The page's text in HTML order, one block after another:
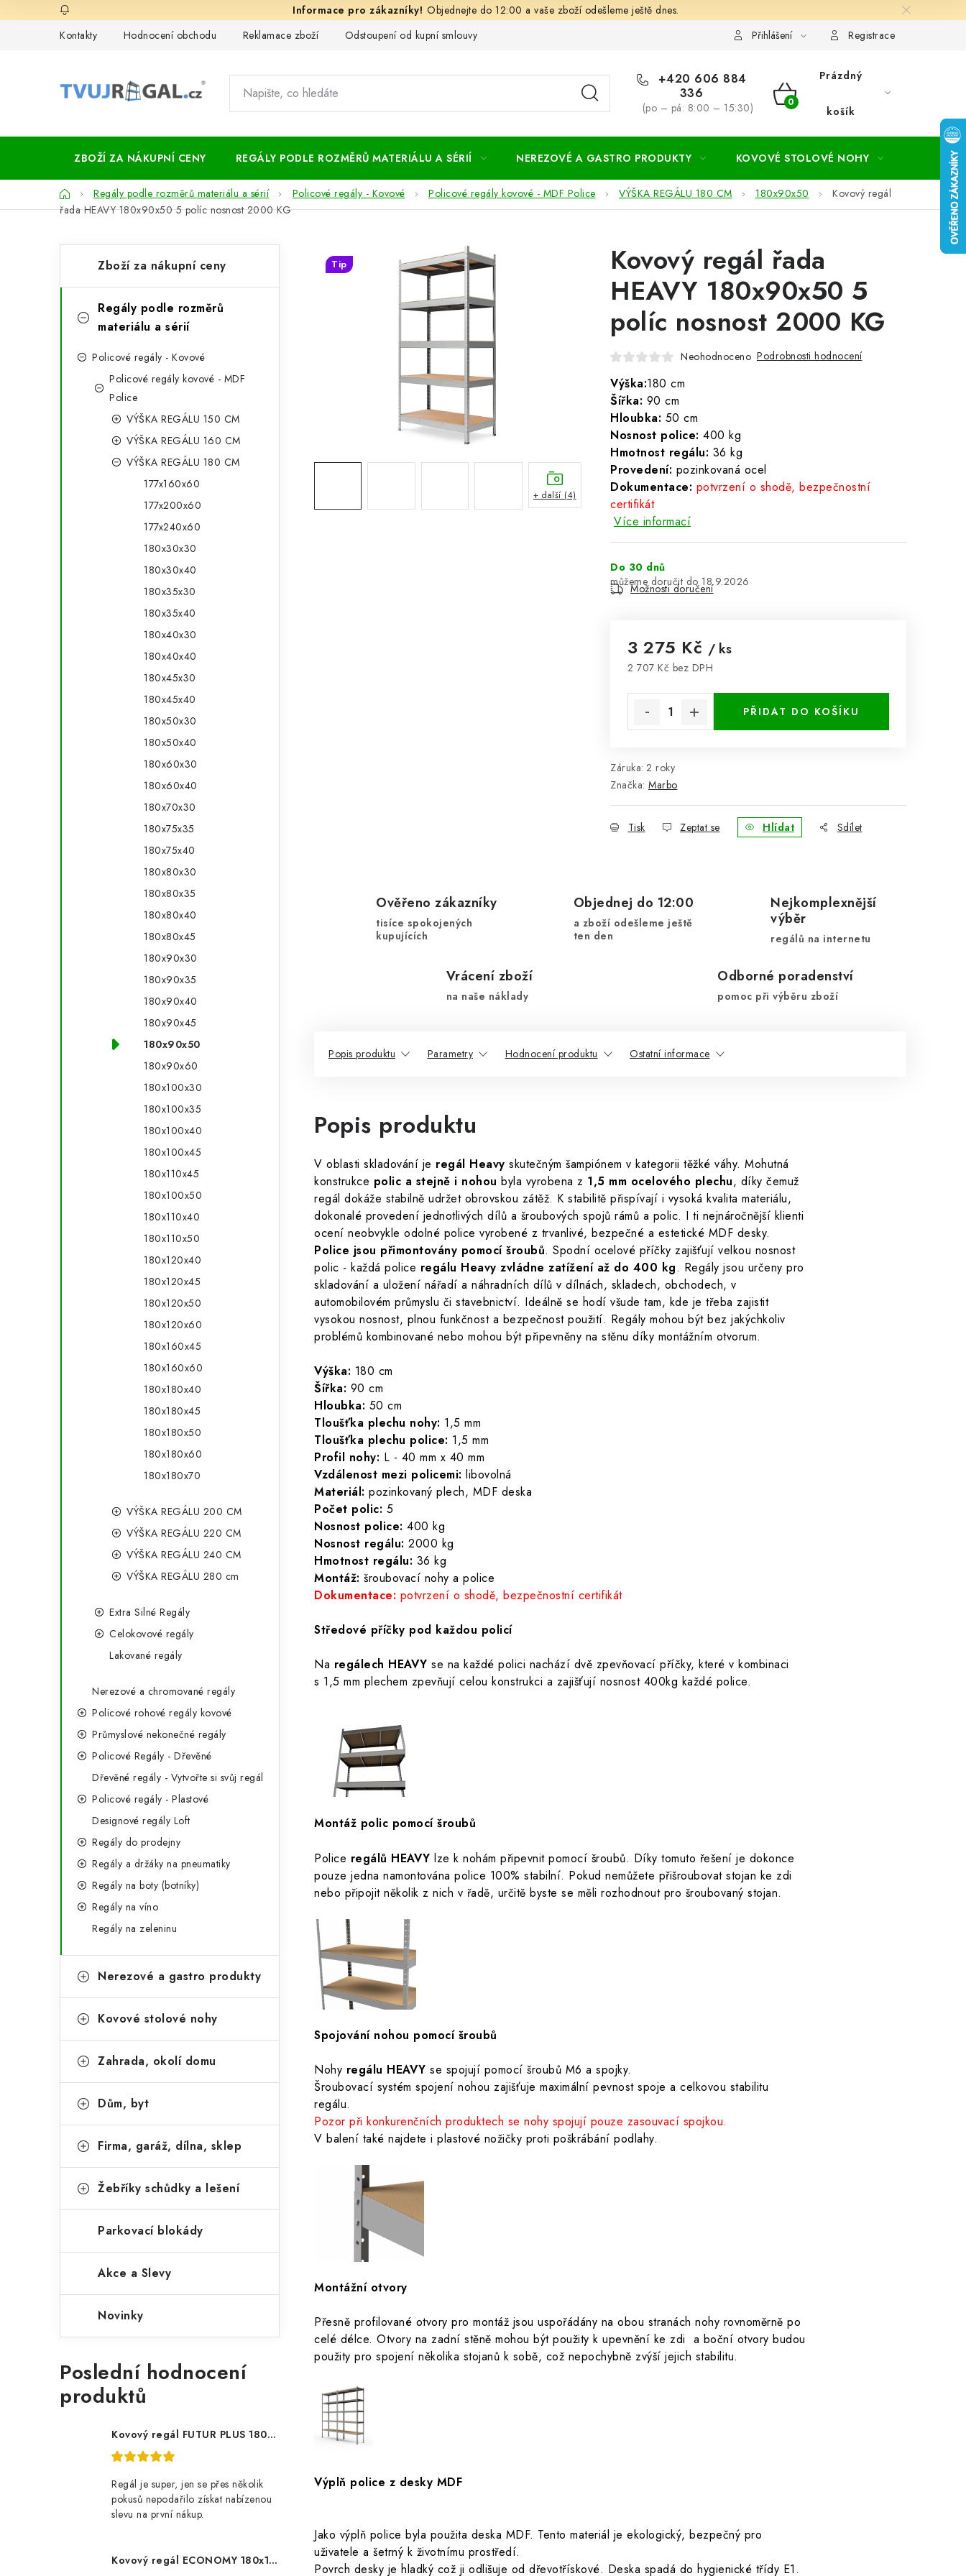
na
Objednejte do 12:00 a vaše zboží odešleme ještě dnes.
Kontakty
Hodnocení obchodu Reklamace zboží Odstoupení od kupní smlouvy Obchodní a dodací podmínky Ochrana osobních údajú
Přihlášení Registrace
+420 606 884
336
(po – pá: 8:00 – 15:30)
NÁKUPNÍ
Prázdný
košík
ZBOŽÍ ZA NÁKUPNÍ CENY REGÁLY PODLE ROZMĚRŮ MATERIÁLU A SÉRIÍ NEREZOVÉ A GASTRO PRODUKTY KOVOVÉ STOLOVÉ NOHY
DomůRegály podle rozměrů materiálu a sérií Policové regály - Kovové Policové regály kovové - MDF Police VÝŠKA REGÁLU 180 CM 180x90x50
Kovový regál
řada HEAVY 180x90x50 5 políc nosnost 2000 KG
okategorie
a
Zboží za nákupní ceny
Regály podle rozměrů
materiálu a sérií
Policové regály - Kovové
Policové regály kovové - MDF
Police
VÝŠKA REGÁLU 150 CM
VÝŠKA REGÁLU 160 CM
VÝŠKA REGÁLU 180 CM
177x160x60
177x200x60
177x240x60
180x30x30
180x30x40
180x35x30
180x35x40
180x40x30
180x40x40
180x45x30
180x45x40
180x50x30
180x50x40
180x60x30
180x60x40
180x70x30
180x75x35
180x75x40
180x80x30
180x80x35
180x80x40
180x80x45
180x90x30
180x90x35
180x90x40
180x90x45
180x90x50
180x90x60
180x100x30
180x100x35
180x100x40
180x100x45
180x110x45
180x100x50
180x110x40
180x110x50
180x120x40
180x120x45
180x120x50
180x120x60
180x160x45
180x160x60
180x180x40
180x180x45
180x180x50
180x180x60
180x180x70
VÝŠKA REGÁLU 200 CM
VÝŠKA REGÁLU 220 CM
VÝŠKA REGÁLU 240 CM
VÝŠKA REGÁLU 280 cm
Extra Silné Regály
Celokovové regály
Lakované regály
Nerezové a chromované regály
Policové rohové regály kovové
Průmyslové nekonečné regály
Policové Regály - Dřevěné
Dřevěné regály - Vytvořte si svůj regál
Policové regály - Plastové
Designové regály Loft
Regály do prodejny
Regály a držáky na pneumatiky
Regály na boty (botníky)
Regály na víno
Regály na zeleninu
Nerezové a gastro produkty
Kovové stolové nohy
Zahrada, okolí domu
Dům, byt
Firma, garáž, dílna, sklep
Žebříky schůdky a lešení
Parkovací blokády
Akce a Slevy
Novinky
Poslední hodnocení
produktů
Kovový regál FUTUR PLUS 180x120x45 5 polic Nosnost 1000 KG - pozinkovaný
Regál je super, jen se přes několik
pokusů nepodařilo získat nabízenou
slevu na první nákup.
Kovový regál ECONOMY 180x120x60 5 polic - pozinkovaný
Kovový regál řada
HEAVY 180x90x50 5
políc nosnost 2000 KG
Neohodnoceno Podrobnosti hodnocení
Výška:180 cm
Šířka: 90 cm
Hloubka: 50 cm
Nosnost police: 400 kg
Hmotnost regálu: 36 kg
Provedení: pozinkovaná ocel
Dokumentace: potvrzení o shodě, bezpečnostní
certifikát
Více informací
Do 30 dnů
18.9.2026
Možnosti doručení
3 275 Kč / ks
2 707 Kč bez DPH
PŘIDAT DO KOŠÍKU
Záruka: 2 roky
Značka: Marbo
Tisk Zeptat se Hlídat Sdílet
Tip
+ další (4)
Ověřeno zákazníky
tisíce spokojených
kupujících
Objednej do 12:00
a zboží odešleme ještě
ten den
Nejkomplexnější
výběr
regálů na internetu
Vrácení zboží
na naše náklady
Odborné poradenství
pomoc při výběru zboží
Popis produktu Parametry Hodnocení produktu Ostatní informace
Popis produktu
V oblasti skladování je regál Heavy skutečným šampiónem v kategorii těžké váhy. Mohutná
konstrukce polic a stejně i nohou byla vyrobena z 1,5 mm ocelového plechu, díky čemuž
regál dokáže stabilně udržet obrovskou zátěž. K stabilitě přispívají i vysoká kvalita materiálu,
dokonalé provedení jednotlivých dílů a šroubových spojů rámů a polic. I ti nejnáročnější klienti
ocení neobvykle odolné police vyrobené z trvanlivé, bezpečné a estetické MDF desky.
Police jsou přimontovány pomocí šroubů. Spodní ocelové příčky zajišťují velkou nosnost
polic - každá police regálu Heavy zvládne zatížení až do 400 kg. Regály jsou určeny pro
skladování a uložení nářadí a náhradních dílů v dílnách, skladech, obchodech, v
automobilovém průmyslu či stavebnictví. Ideálně se hodí všude tam, kde je třeba zajistit
vysokou nosnost, plnou funkčnost a bezpečnost použití. Regály mohou být bez jakýchkoliv
problémů kombinované nebo mohou být připevněny na stěnu díky montážním otvorum.
Výška: 180 cm
Šířka: 90 cm
Hloubka: 50 cm
Tloušťka plechu nohy: 1,5 mm
Tloušťka plechu police: 1,5 mm
Profil nohy: L - 40 mm x 40 mm
Vzdálenost mezi policemi: libovolná
Materiál: pozinkovaný plech, MDF deska
Počet polic: 5
Nosnost police: 400 kg
Nosnost regálu: 2000 kg
Hmotnost regálu: 36 kg
Montáž: šroubovací nohy a police
Dokumentace: potvrzení o shodě, bezpečnostní certifikát
Středové příčky pod každou policí
Na regálech HEAVY se na každé polici nachází dvě zpevňovací příčky, které v kombinaci
s 1,5 mm plechem zpevňují celou konstrukci a zajišťují nosnost 400kg každé police.
Montáž polic pomocí šroubů
Police regálů HEAVY lze k nohám připevnit pomocí šroubů. Díky tomuto řešení je dokonce
pouze jedna namontována police 100% stabilní. Pokud nemůžete přišroubovat stojan ke zdi
nebo připojit několik z nich v řadě, určitě byste se měli rozhodnout pro šroubovaný stojan.
Spojování nohou pomocí šroubů
Nohy regálu HEAVY se spojují pomocí šroubů M6 a spojky.
Šroubovací systém spojení nohou zajišťuje maximální pevnost spoje a celkovou stabilitu
regálu.
Pozor při konkurenčních produktech se nohy spojují pouze zasouvací spojkou.
V balení také najdete i plastové nožičky proti poškrábání podlahy.
Montážní otvory
Přesně profilované otvory pro montáž jsou uspořádány na obou stranách nohy rovnoměrně po
celé délce. Otvory na zadní stěně mohou být použity k upevnění ke zdi a boční otvory budou
použity pro spojení několika stojanů k sobě, což nepochybně zvýší jejich stabilitu.
Výplň police z desky MDF
Jako výplň police byla použita deska MDF. Tento materiál je ekologický, bezpečný pro
uživatele a šetrný k životnímu prostředí.
Povrch desky je hladký což ji odlišuje od dřevotřískové. Deska spadá do hygienické třídy E1.